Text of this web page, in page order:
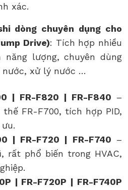
xác.
dòng chuyên dụng cho
Drive): Tích hợp nhiều
lượng, chuyên dùng
nước, xử lý nước …
| FR-F820 | FR-F840 –
FR-F700, tích hợp PID,
| FR-F720 | FR-F740 –
rất phổ biến trong HVAC,
| FR-F720P | FR-F740P